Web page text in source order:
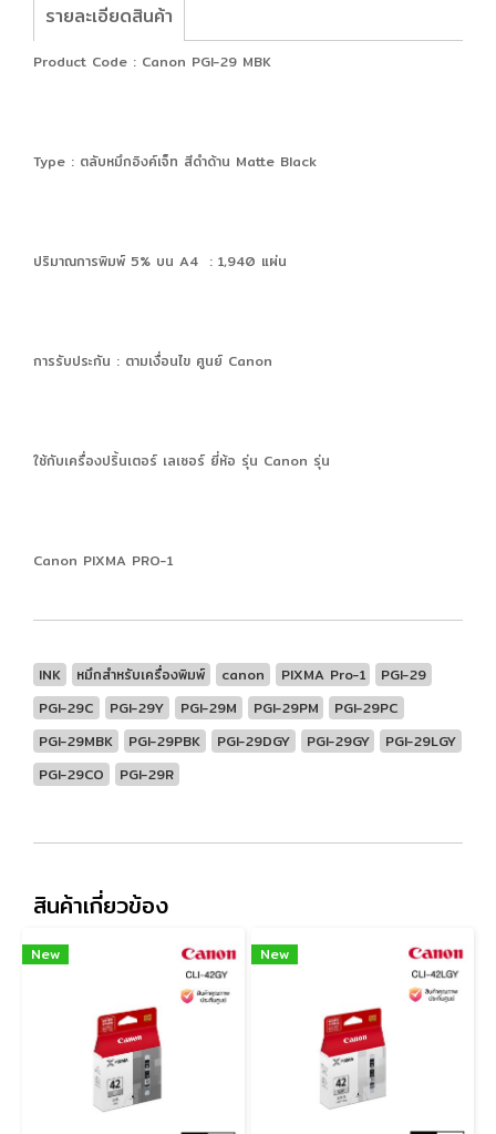
รายละเอียดสินค้า
Product Code : Canon PGI-29 MBK
Type : ตลับหมึกอิงค์เจ็ท สีดำด้าน Matte Black
ปริมาณการพิมพ์ 5% บน A4 : 1,940 แผ่น
การรับประกัน : ตามเงื่อนไข ศูนย์ Canon
ใช้กับเครื่องปริ้นเตอร์ เลเซอร์ ยี่ห้อ รุ่น Canon รุ่น
Canon PIXMA PRO-1
INK หมึกสำหรับเครื่องพิมพ์ canon PIXMA Pro-1
PGI-29
PGI-29C
PGI-29Y PGI-29M PGI-29PM
PGI-29PC
PGI-29MBK
PGI-29PBK PGI-29DGY PGI-29GY
PGI-29LGY
PGI-29CO
PGI-29R
สินค้าเกี่ยวข้อง
New New